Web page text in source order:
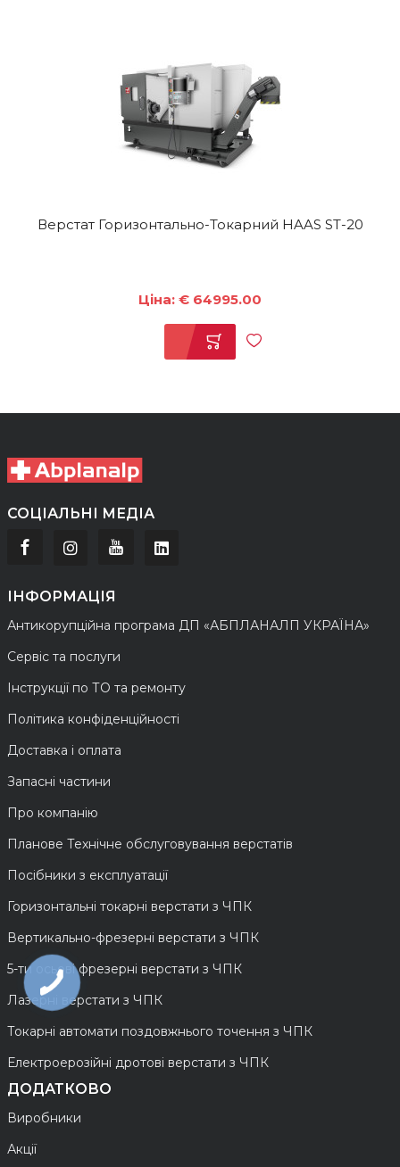
Верстат Горизонтально-Токарний HAAS ST-20
Ціна: € 64995.00
СОЦІАЛЬНІ МЕДІА
ІНФОРМАЦІЯ
Антикорупційна програма ДП «АБПЛАНАЛП УКРАЇНА»
Сервіс та послуги
Інструкції по ТО та ремонту
Політика конфіденційності
Доставка і оплата
Запасні частини
Про компанію
Планове Технічне обслуговування верстатів
Посібники з експлуатації
Горизонтальні токарні верстати з ЧПК
Вертикально-фрезерні верстати з ЧПК
5-ти осьові фрезерні верстати з ЧПК
Лазерні верстати з ЧПК
Токарні автомати поздовжнього точення з ЧПК
Електроерозійні дротові верстати з ЧПК
ДОДАТКОВО
Виробники
Акції